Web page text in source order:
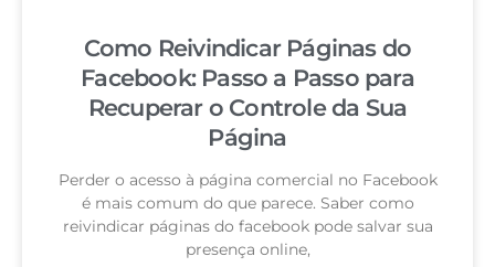
Como Reivindicar Páginas do
Facebook: Passo a Passo para
Recuperar o Controle da Sua
Página
Perder o acesso à página comercial no Facebook
é mais comum do que parece. Saber como
reivindicar páginas do facebook pode salvar sua
presença online,